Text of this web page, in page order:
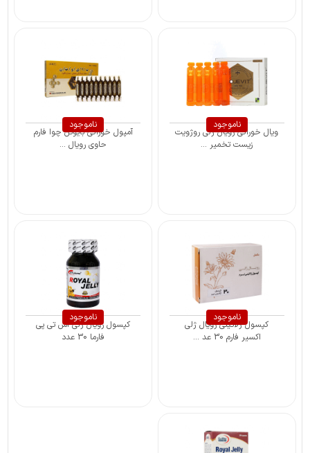
ناموجود
ویال خوراکی رویال ژلی روژویت
زیست تخمیر ...
ناموجود
آمپول خوراکی بایوتن چوا فارم
حاوی رویال ...
ناموجود
کپسول ژلاتینی رویال ژلی
اکسیر فارم 30 عد ...
ناموجود
کپسول رویال ژلی اس تی پی
فارما 30 عدد